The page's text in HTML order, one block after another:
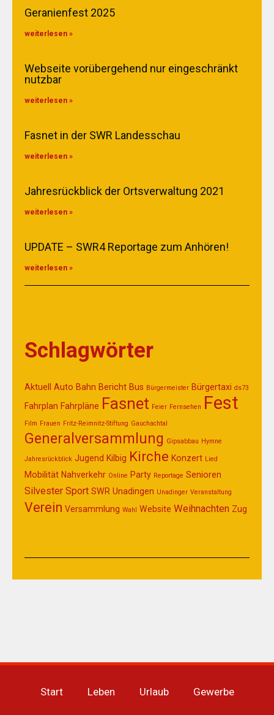
Geranienfest 2025
weiterlesen »
Webseite vorübergehend nur eingeschränkt
nutzbar
weiterlesen »
Fasnet in der SWR Landesschau
weiterlesen »
Jahresrückblick der Ortsverwaltung 2021
weiterlesen »
UPDATE – SWR4 Reportage zum Anhören!
weiterlesen »
Schlagwörter
Aktuell Auto Bahn Bericht Bus Bürgermeister Bürgertaxi ds73
Fahrplan Fahrpläne Fasnet Feier Fernsehen Fest
Film Frauen Fritz-Reimnitz-Stiftung Gauchachtal
Generalversammlung Gipsabbau Hymne
Jahresrückblick Jugend Kilbig Kirche Konzert Lied
Mobilität Nahverkehr Online Party Reportage Senioren
Silvester Sport SWR Unadingen Unadinger Veranstaltung
Verein Versammlung Wahl Website Weihnachten Zug
Start Leben Urlaub Gewerbe